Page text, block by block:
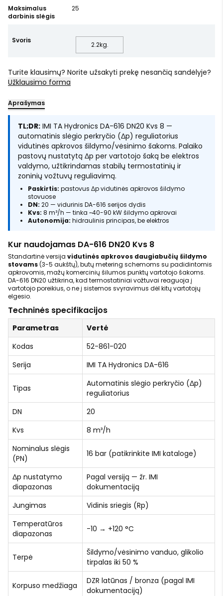
Maksimalus
darbinis slėgis
25
Svoris
2.2kg.
Turite klausimų? Norite užsakyti prekę nesančią sandėlyje?
Užklausimo forma
Aprašymas
TL;DR: IMI TA Hydronics DA-616 DN20 Kvs 8 —
automatinis slėgio perkryčio (Δp) reguliatorius
vidutinės apkrovos šildymo/vėsinimo šakoms. Palaiko
pastovų nustatytą Δp per vartotojo šaką be elektros
valdymo, užtikrindamas stabilų termostatinių ir
zoninių vožtuvų reguliavimą.
Paskirtis: pastovus Δp vidutinės apkrovos šildymo
stovuose
DN: 20 — vidurinis DA-616 serijos dydis
Kvs: 8 m³/h — tinka ~40-90 kW šildymo apkrovai
Autonomija: hidraulinis principas, be elektros
Kur naudojamas DA-616 DN20 Kvs 8
Standartinė versija vidutinės apkrovos daugiabučių šildymo
stovams(3-5 aukštų), butų metering schemoms su padidintomis
apkrovomis, mažų komercinių šilumos punktų vartotojo šakoms.
DA-616 DN20 užtikrina, kad termostatiniai vožtuvai reaguoja į
vartotojo poreikius, o ne į sistemos svyravimus dėl kitų vartotojų
elgesio.
Techninės specifikacijos
Parametras
Vertė
Kodas
52-861-020
Serija
IMI TA Hydronics DA-616
Tipas
Automatinis slėgio perkryčio (Δp)
reguliatorius
DN
20
Kvs
8 m³/h
Nominalus slėgis
(PN)
16 bar (patikrinkite IMI kataloge)
Δp nustatymo
diapazonas
Pagal versiją — žr. IMI
dokumentaciją
Jungimas
Vidinis sriegis (Rp)
Temperatūros
diapazonas
-10 → +120 °C
Terpė
Šildymo/vėsinimo vanduo, glikolio
tirpalas iki 50 %
Korpuso medžiaga
DZR latūnas / bronza (pagal IMI
dokumentaciją)